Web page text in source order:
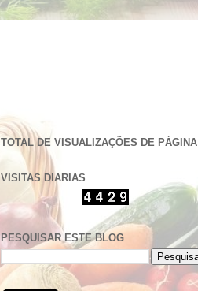
TOTAL DE VISUALIZAÇÕES DE PÁGINA
VISITAS DIARIAS
PESQUISAR ESTE BLOG